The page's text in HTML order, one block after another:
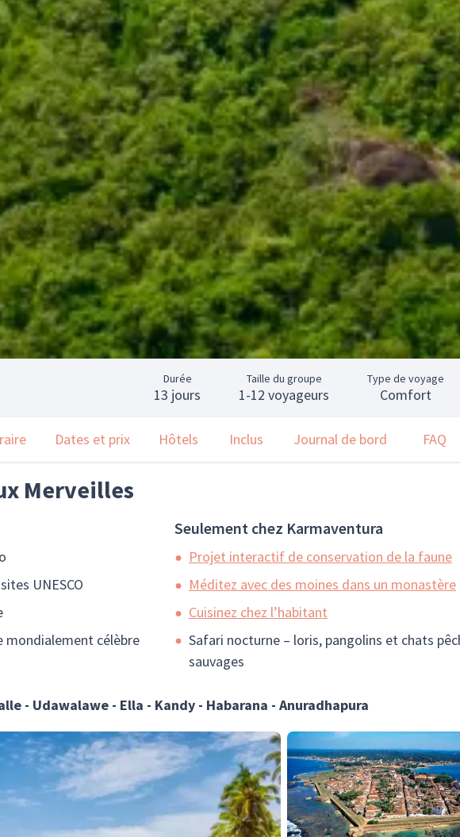
Durée
13 jours
Taille du groupe
1-12 voyageurs
Type de voyage
Comfort
Dates et prix Hôtels Inclus Journal de bord FAQ
Merveilles
UNESCO
mondialement célèbre
Seulement chez Karmaventura
Projet interactif de conservation de la faune
Méditez avec des moines dans un monastère
Cuisinez chez l’habitant
Safari nocturne – loris, pangolins et chats
sauvages
- Udawalawe - Ella - Kandy - Habarana - Anuradhapura